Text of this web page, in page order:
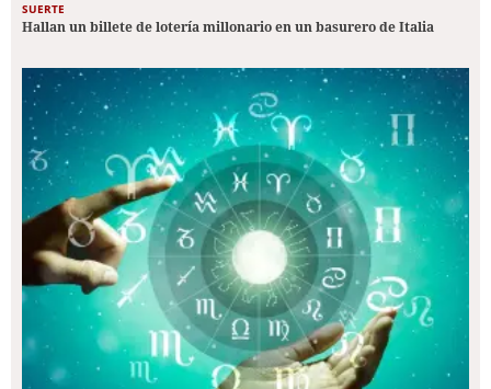
SUERTE
Hallan un billete de lotería millonario en un basurero de Italia